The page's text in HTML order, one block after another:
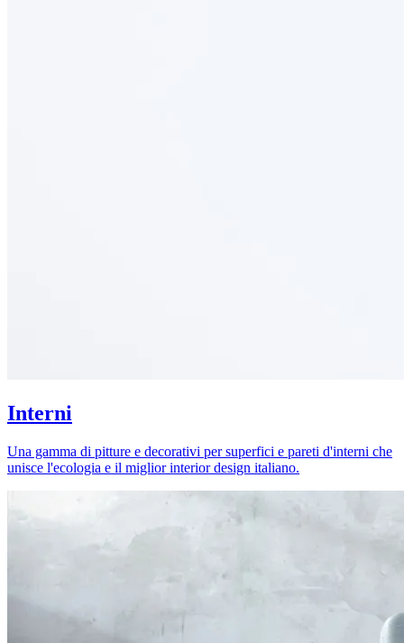
Interni
Una gamma di pitture e decorativi per superfici e pareti d'interni che
unisce l'ecologia e il miglior interior design italiano.